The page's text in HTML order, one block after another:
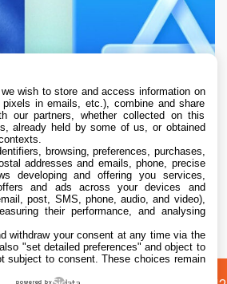
panne pour plusieurs
Apple
, we wish to store and access information on
in emails, etc.), combine and share
our partners, whether collected on this
already held by some of us, or obtained
browsing, preferences, purchases,
addresses and emails, phone, precise
developing and offering you services,
and ads across your devices and
post, SMS, phone, audio, and video),
their performance, and analysing
withdraw your consent at any time via the
"set detailed preferences" and object to
subject to consent. These choices remain
powered by